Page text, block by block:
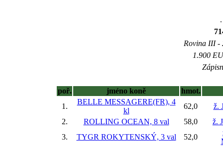
Rovina III -
1.900
poř. jméno koně
hmot.
1.
BELLE MESSAGERE(FR), 4
kl
62,0
ž.
2.
ROLLING OCEAN, 8 val 58,0
ž.
3.
TYGR ROKYTENSKÝ, 3 val 52,0